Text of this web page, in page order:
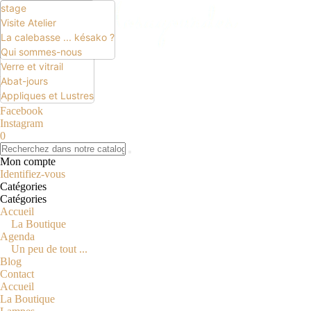
EUR
EUR
GBP
USD
Facebook
Instagram
0
Mon compte
Identifiez-vous
Catégories
Catégories
Accueil
La Boutique
Lampes
Ciel étoilé
Motif
Ciel étoilé et motif
Verre et vitrail
Abat-jours
Appliques et Lustres
Agenda
Un peu de tout ...
stage
Visite Atelier
La calebasse ... késako ?
Qui sommes-nous
Blog
Contact
Accueil
La Boutique
Le Temps Des
Cadeaux
Lire la suite...
6 déc 25
7
déc 25
Abbaye de
Floreffe